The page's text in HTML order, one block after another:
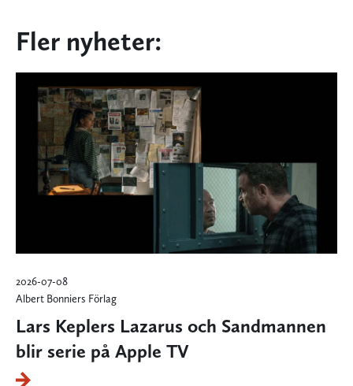
Fler nyheter:
2026-07-08
Albert Bonniers Förlag
Lars Keplers Lazarus och Sandmannen
blir serie på Apple TV